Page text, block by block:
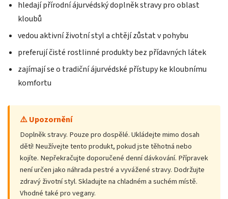
hledají přírodní ájurvédský doplněk stravy pro oblast
kloubů
vedou aktivní životní styl a chtějí zůstat v pohybu
preferují čisté rostlinné produkty bez přídavných látek
zajímají se o tradiční ájurvédské přístupy ke kloubnímu
komfortu
⚠️ Upozornění
Doplněk stravy. Pouze pro dospělé. Ukládejte mimo dosah
dětí! Neužívejte tento produkt, pokud jste těhotná nebo
kojíte. Nepřekračujte doporučené denní dávkování. Přípravek
není určen jako náhrada pestré a vyvážené stravy. Dodržujte
zdravý životní styl. Skladujte na chladném a suchém místě.
Vhodné také pro vegany.